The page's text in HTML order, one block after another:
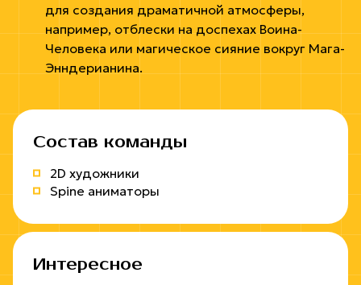
для создания драматичной атмосферы,
например, отблески на доспехах Воина-
Человека или магическое сияние вокруг Мага-
Энндерианина.
Состав команды
2D художники
Spine аниматоры
Интересное